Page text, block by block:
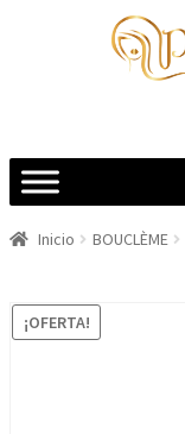
Inicio BOUCLÈME
¡OFERTA!